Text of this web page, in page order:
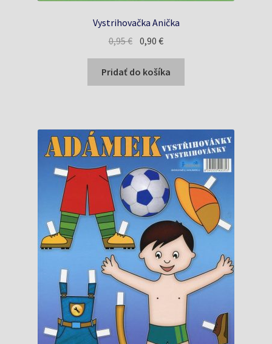
Vystrihovačka Anička
0,95€ Pôvodná
cena
bola:
0,95 €.
0,90€Aktuálna
cena
je:
0,90 €.
Pridať do košíka